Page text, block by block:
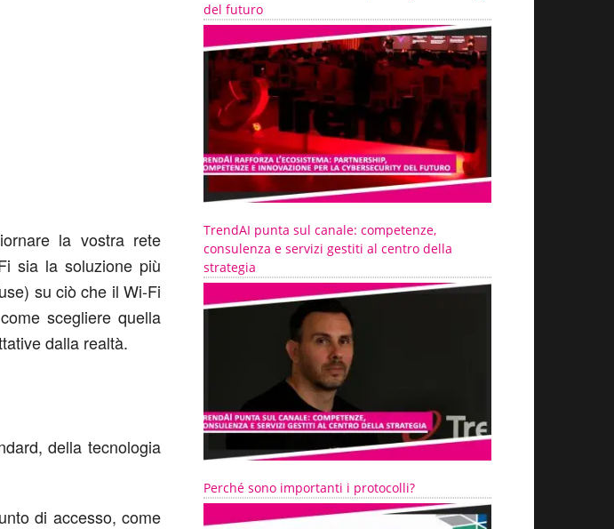
la vostra rete
sia la soluzione più
su ciò che il Wi-Fi
scegliere quella
dalla realtà.
della tecnologia
di accesso, come
del futuro
TrendAI punta sul canale: competenze,
consulenza e servizi gestiti al centro della
strategia
Perché sono importanti i protocolli?